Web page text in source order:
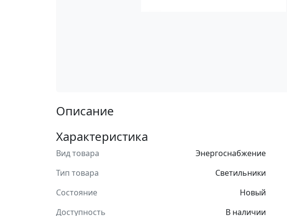
Описание
Характеристика
Вид товара
Энергоснабжение
Тип товара
Светильники
Состояние
Новый
Доступность
В наличии